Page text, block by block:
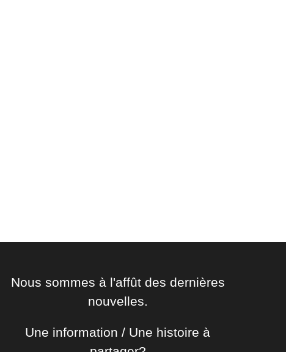
Nous sommes à l'affût des dernières
nouvelles.
Une information / Une histoire à